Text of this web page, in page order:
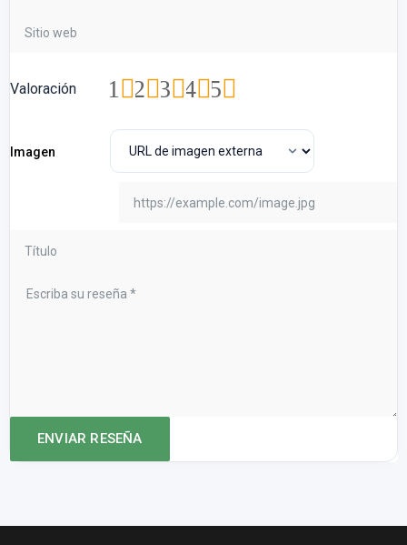
Valoración 5
4
3
2
1
Imagen